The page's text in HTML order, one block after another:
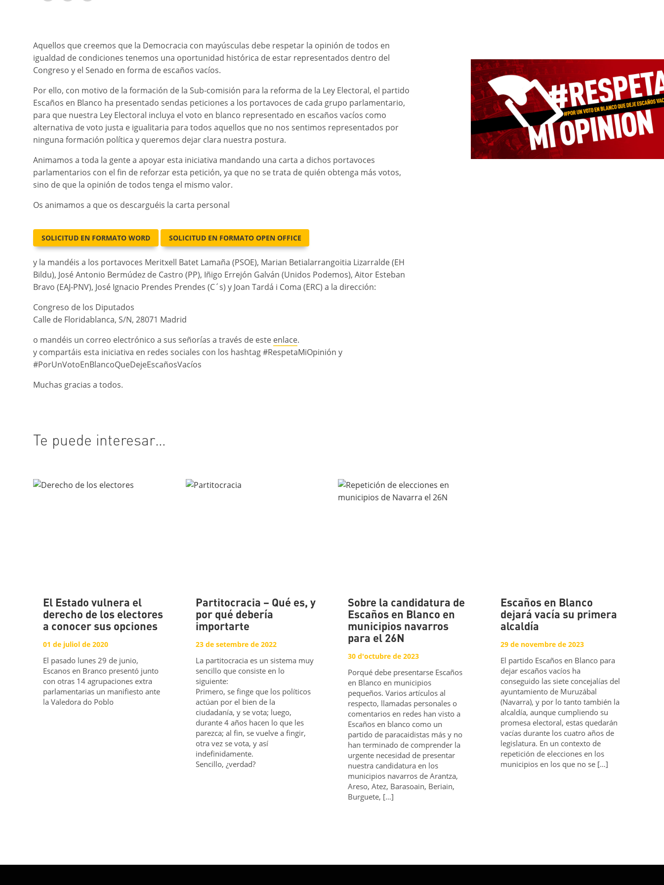
Aquellos que creemos que la Democracia con mayúsculas debe respetar la opinión de todos en
igualdad de condiciones tenemos una oportunidad histórica de estar representados dentro del
Congreso y el Senado en forma de escaños vacíos.
Por ello, con motivo de la formación de la Sub-comisión para la reforma de la Ley Electoral, el partido
Escaños en Blanco ha presentado sendas peticiones a los portavoces de cada grupo parlamentario,
para que nuestra Ley Electoral incluya el voto en blanco representado en escaños vacíos como
alternativa de voto justa e igualitaria para todos aquellos que no nos sentimos representados por
ninguna formación política y queremos dejar clara nuestra postura.
Animamos a toda la gente a apoyar esta iniciativa mandando una carta a dichos portavoces
parlamentarios con el fin de reforzar esta petición, ya que no se trata de quién obtenga más votos,
sino de que la opinión de todos tenga el mismo valor.
Os animamos a que os descarguéis la carta personal
SOLICITUD EN FORMATO WORD SOLICITUD EN FORMATO OPEN OFFICE
y la mandéis a los portavoces Meritxell Batet Lamaña (PSOE), Marian Betialarrangoitia Lizarralde (EH
Bildu), José Antonio Bermúdez de Castro (PP), Iñigo Errejón Galván (Unidos Podemos), Aitor Esteban
Bravo (EAJ-PNV), José Ignacio Prendes Prendes (C´s) y Joan Tardá i Coma (ERC) a la dirección:
Congreso de los Diputados
Calle de Floridablanca, S/N, 28071 Madrid
o mandéis un correo electrónico a sus señorías a través de este enlace.
y compartáis esta iniciativa en redes sociales con los hashtag #RespetaMiOpinión y
#PorUnVotoEnBlancoQueDejeEscañosVacíos
Muchas gracias a todos.
Te puede interesar…
El Estado vulnera el
derecho de los electores
a conocer sus opciones
01 de juliol de 2020
El pasado lunes 29 de junio,
Escanos en Branco presentó junto
con otras 14 agrupaciones extra
parlamentarias un manifiesto ante
la Valedora do Poblo
Partitocracia – Qué es, y
por qué debería
importarte
23 de setembre de 2022
La partitocracia es un sistema muy
sencillo que consiste en lo
siguiente:
Primero, se finge que los políticos
actúan por el bien de la
ciudadanía, y se vota; luego,
durante 4 años hacen lo que les
parezca; al fin, se vuelve a fingir,
otra vez se vota, y así
indefinidamente.
Sencillo, ¿verdad?
Sobre la candidatura de
Escaños en Blanco en
municipios navarros
para el 26N
30 d'octubre de 2023
Porqué debe presentarse Escaños
en Blanco en municipios
pequeños. Varios artículos al
respecto, llamadas personales o
comentarios en redes han visto a
Escaños en blanco como un
partido de paracaidistas más y no
han terminado de comprender la
urgente necesidad de presentar
nuestra candidatura en los
municipios navarros de Arantza,
Areso, Atez, Barasoain, Beriain,
Burguete, […]
Escaños en Blanco
dejará vacía su primera
alcaldía
29 de novembre de 2023
El partido Escaños en Blanco para
dejar escaños vacíos ha
conseguido las siete concejalías del
ayuntamiento de Muruzábal
(Navarra), y por lo tanto también la
alcaldía, aunque cumpliendo su
promesa electoral, estas quedarán
vacías durante los cuatro años de
legislatura. En un contexto de
repetición de elecciones en los
municipios en los que no se […]